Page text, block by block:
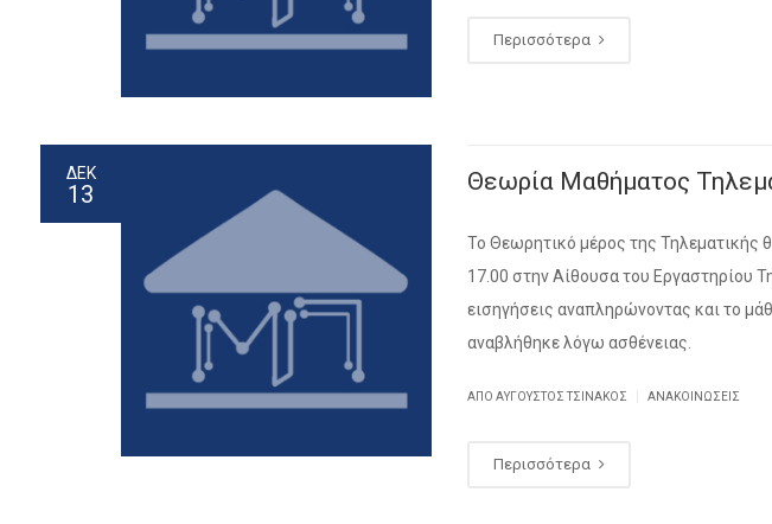
Περισσότερα
ΔΕΚ
13 Θεωρία Μαθήματος
Το Θεωρητικό μέρος της Τηλεματικής
17.00 στην Αίθουσα του Εργαστηρίου
εισηγήσεις αναπληρώνοντας και το
αναβλήθηκε λόγω ασθένειας.
ΑΠΌΑΎΓΟΥΣΤΟΣ ΤΣΙΝΆΚΟΣ ΑΝΑΚΟΙΝΏΣΕΙΣ
Περισσότερα